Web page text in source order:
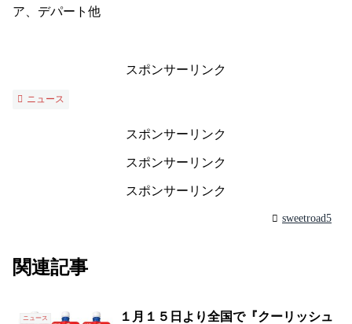
ア、デパート他
スポンサーリンク
ニュース
スポンサーリンク
スポンサーリンク
スポンサーリンク
sweetroad5
関連記事
ニュース
１月１５日より全国で『クーリッシュ